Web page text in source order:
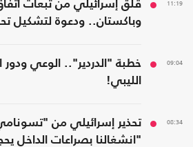
11:19
قلق إسرائيلي من تبعات
وباكستان.. ودعوة لتشكيل
09:04
خطبة "الدردير".. الوعي ودور
الليبي!
08:34
تحذير إسرائيلي من
"انشغالنا بصراعات الداخل